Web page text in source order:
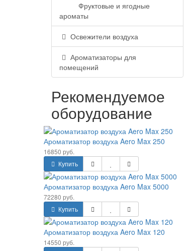
Фруктовые и ягодные
ароматы
Освежители воздуха
Ароматизаторы для
помещений
Рекомендуемое
оборудование
Ароматизатор воздуха Aero Max 250
16850 руб.
Купить
Ароматизатор воздуха Aero Max 5000
72280 руб.
Купить
Ароматизатор воздуха Aero Max 120
14550 руб.